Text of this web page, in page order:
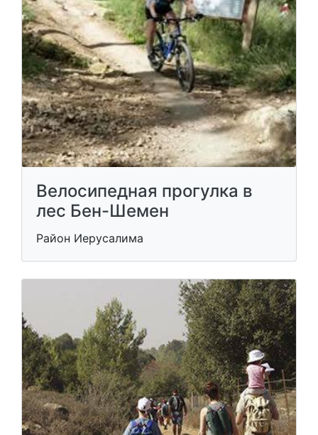
Велосипедная прогулка в
лес Бен-Шемен
Район Иерусалима